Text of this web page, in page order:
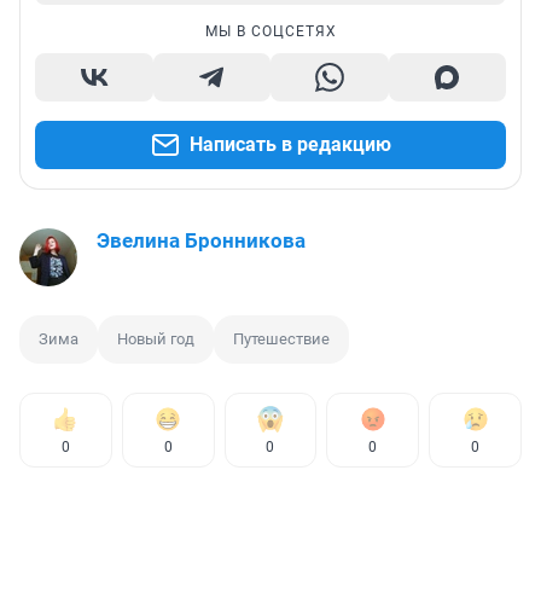
МЫ В СОЦСЕТЯХ
Написать в редакцию
Эвелина Бронникова
Зима Новый год Путешествие
0 0 0 0 0